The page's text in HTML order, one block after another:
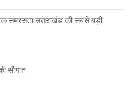
समरसता उत्तराखंड की सबसे बड़ी
सौगात